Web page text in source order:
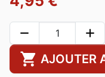
remove add
shopping_cart AJOUTER